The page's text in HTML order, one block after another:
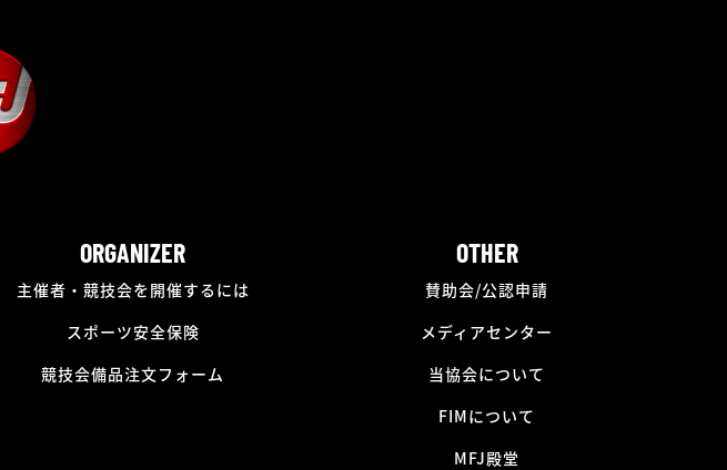
ORGANIZER
主催者・競技会を開催するには
スポーツ安全保険
競技会備品注文フォーム
OTHER
賛助会/公認申請
メディアセンター
当協会について
FIMについて
MFJ殿堂